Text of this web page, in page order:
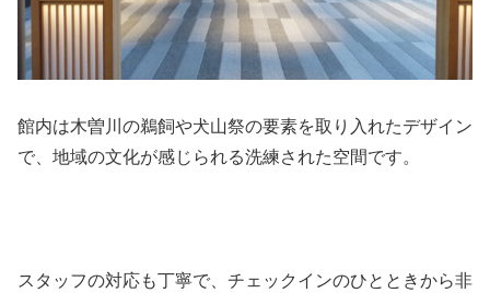
館内は木曽川の鵜飼や犬山祭の要素を取り入れたデザイン
で、地域の文化が感じられる洗練された空間です。
スタッフの対応も丁寧で、チェックインのひとときから非